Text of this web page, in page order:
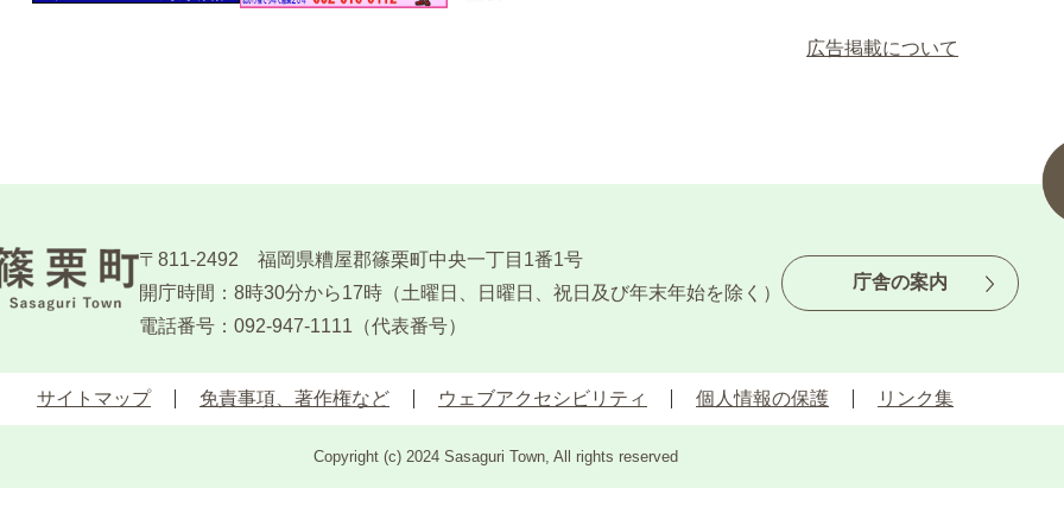
広告掲載について
〒811-2492 福岡県糟屋郡篠栗町中央一丁目1番1号
開庁時間：8時30分から17時 （土曜日、日曜日、祝日及び年末年始を除く）
電話番号：092-947-1111（代表番号）
庁舎の案内
サイトマップ 免責事項、著作権など ウェブアクセシビリティ 個人情報の保護 リンク集
Copyright (c) 2024 Sasaguri Town, All rights reserved